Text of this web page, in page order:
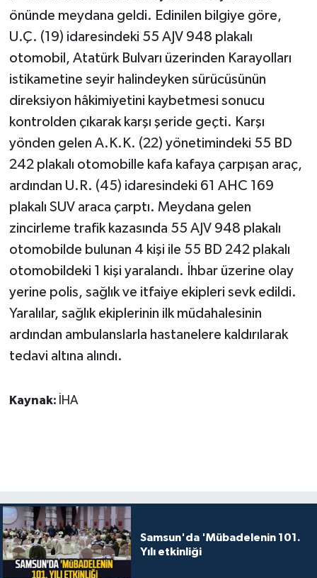
önünde meydana geldi. Edinilen bilgiye göre,
U.Ç. (19) idaresindeki 55 AJV 948 plakalı
otomobil, Atatürk Bulvarı üzerinden Karayolları
istikametine seyir halindeyken sürücüsünün
direksiyon hâkimiyetini kaybetmesi sonucu
kontrolden çıkarak karşı şeride geçti. Karşı
yönden gelen A.K.K. (22) yönetimindeki 55 BD
242 plakalı otomobille kafa kafaya çarpışan araç,
ardından U.R. (45) idaresindeki 61 AHC 169
plakalı SUV araca çarptı. Meydana gelen
zincirleme trafik kazasında 55 AJV 948 plakalı
otomobilde bulunan 4 kişi ile 55 BD 242 plakalı
otomobildeki 1 kişi yaralandı. İhbar üzerine olay
yerine polis, sağlık ve itfaiye ekipleri sevk edildi.
Yaralılar, sağlık ekiplerinin ilk müdahalesinin
ardından ambulanslarla hastanelere kaldırılarak
tedavi altına alındı.
Kaynak: İHA
Samsun'da 'Mübadelenin 101.
Yılı etkinliği